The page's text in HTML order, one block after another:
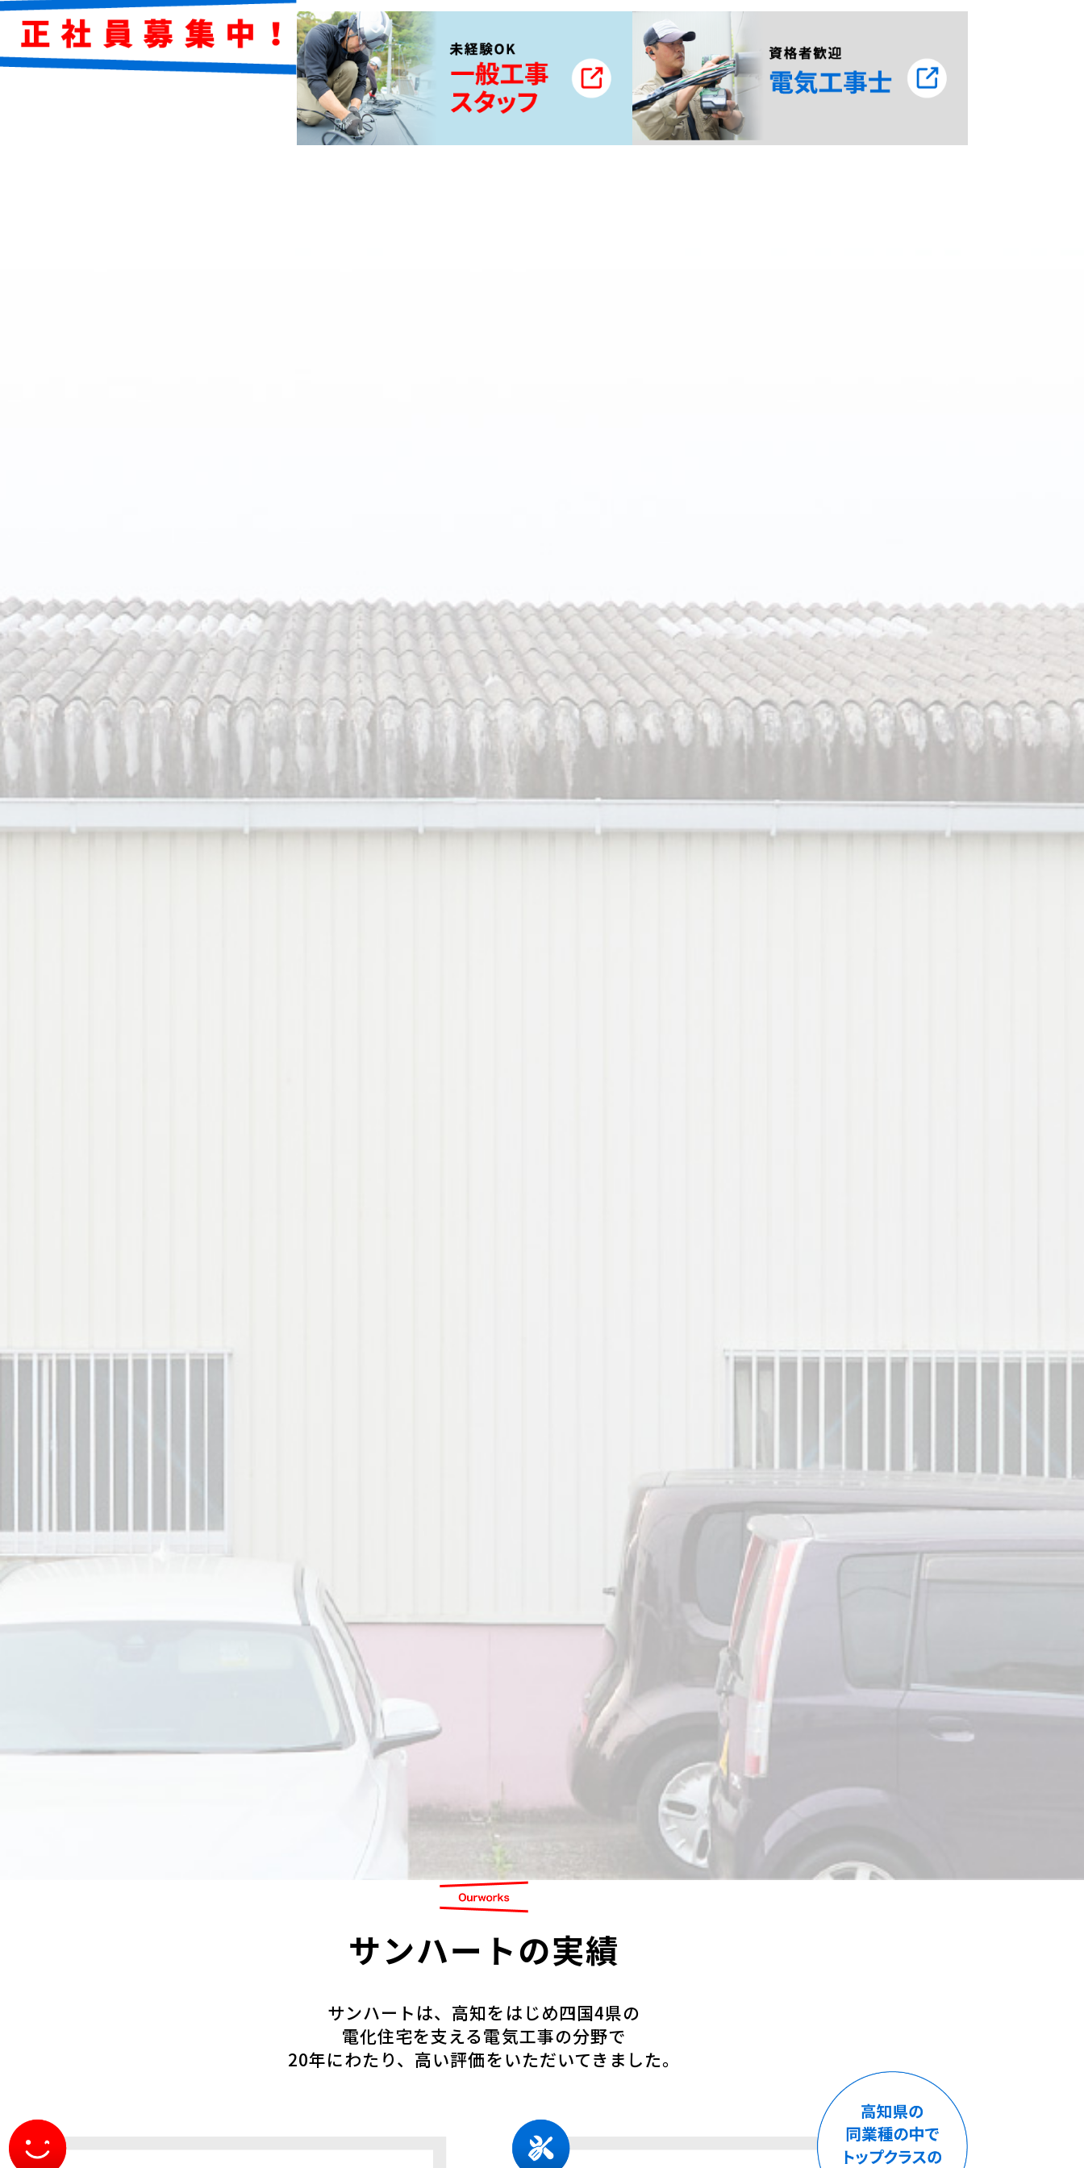
サンハートの実績
サンハートは、高知をはじめ四国4県の
電化住宅を支える電気工事の分野で
20年にわたり、 高い評価をいただいてきました。